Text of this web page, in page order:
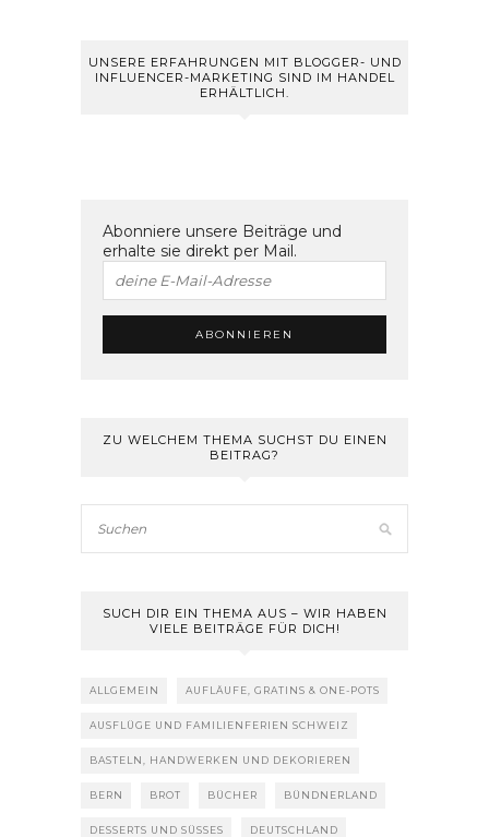
UNSERE ERFAHRUNGEN MIT BLOGGER- UND
INFLUENCER-MARKETING SIND IM HANDEL
ERHÄLTLICH.
Abonniere unsere Beiträge und
erhalte sie direkt per Mail.
ZU WELCHEM THEMA SUCHST DU EINEN
BEITRAG?
SUCH DIR EIN THEMA AUS – WIR HABEN
VIELE BEITRÄGE FÜR DICH!
ALLGEMEIN AUFLÄUFE, GRATINS & ONE-POTS
AUSFLÜGE UND FAMILIENFERIEN SCHWEIZ
BASTELN, HANDWERKEN UND DEKORIEREN
BERN BROT BÜCHER BÜNDNERLAND
DESSERTS UND SÜSSES DEUTSCHLAND